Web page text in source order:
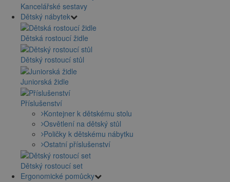
Kancelářské sestavy
Dětský nábytek
Dětská rostoucí židle
Dětský rostoucí stůl
Juniorská židle
Příslušenství
Kontejner k dětskému stolu
Osvětlení na dětský stůl
Poličky k dětskému nábytku
Ostatní příslušenství
Dětský rostoucí set
Ergonomické pomůcky